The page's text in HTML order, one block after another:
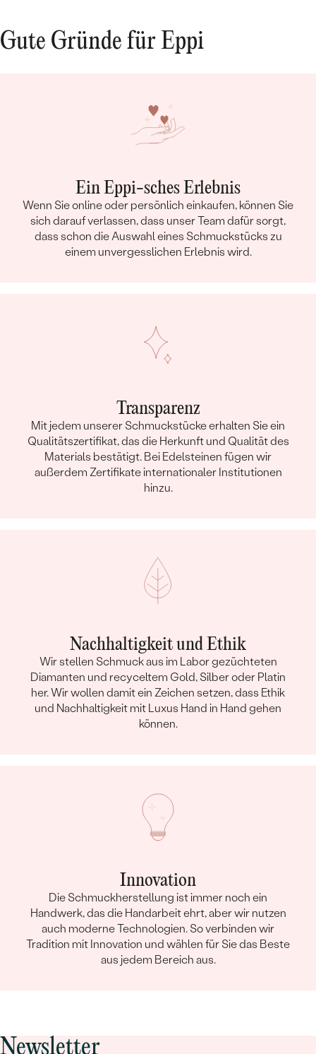
Gute Gründe für Eppi
Ein Eppi-sches Erlebnis
Wenn Sie online oder persönlich einkaufen, können Sie
sich darauf verlassen, dass unser Team dafür sorgt,
dass schon die Auswahl eines Schmuckstücks zu
einem unvergesslichen Erlebnis wird.
Transparenz
Mit jedem unserer Schmuckstücke erhalten Sie ein
Qualitätszertifikat, das die Herkunft und Qualität des
Materials bestätigt. Bei Edelsteinen fügen wir
außerdem Zertifikate internationaler Institutionen
hinzu.
Nachhaltigkeit und Ethik
Wir stellen Schmuck aus im Labor gezüchteten
Diamanten und recyceltem Gold, Silber oder Platin
her. Wir wollen damit ein Zeichen setzen, dass Ethik
und Nachhaltigkeit mit Luxus Hand in Hand gehen
können.
Innovation
Die Schmuckherstellung ist immer noch ein
Handwerk, das die Handarbeit ehrt, aber wir nutzen
auch moderne Technologien. So verbinden wir
Tradition mit Innovation und wählen für Sie das Beste
aus jedem Bereich aus.
Newsletter